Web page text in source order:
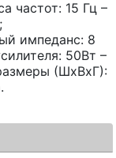
частот: 15 Гц –
импеданс: 8
50Вт –
(ШхВхГ):